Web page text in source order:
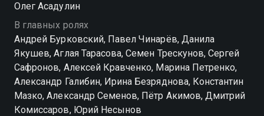
Олег Асадулин
В главных ролях
Андрей Бурковский, Павел Чинарёв, Данила
Якушев, Аглая Тарасова, Семен Трескунов, Сергей
Сафронов, Алексей Кравченко, Марина Петренко,
Александр Галибин, Ирина Безряднова, Константин
Мазко, Александр Семенов, Пётр Акимов, Дмитрий
Комиссаров, Юрий Несынов